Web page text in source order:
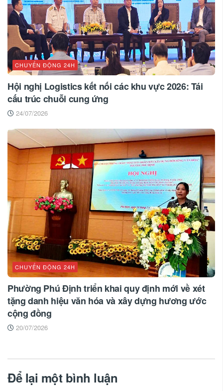
CHUYỂN ĐỘNG 24H
Hội nghị Logistics kết nối các khu vực 2026: Tái
cấu trúc chuỗi cung ứng
24/07/2026
CHUYỂN ĐỘNG 24H
Phường Phú Định triển khai quy định mới về xét
tặng danh hiệu văn hóa và xây dựng hương ước
cộng đồng
20/07/2026
Để lại một bình luận